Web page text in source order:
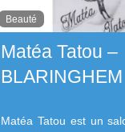
Beauté
Matéa Tatou –
BLARINGHEM
Matéa Tatou est un